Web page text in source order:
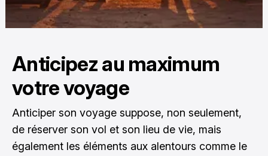
Anticipez au maximum
votre voyage
Anticiper son voyage suppose, non seulement,
de réserver son vol et son lieu de vie, mais
également les éléments aux alentours comme le